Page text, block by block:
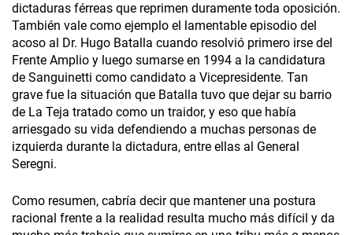
dictaduras férreas que reprimen duramente toda oposición.
También vale como ejemplo el lamentable episodio del
acoso al Dr. Hugo Batalla cuando resolvió primero irse del
Frente Amplio y luego sumarse en 1994 a la candidatura
de Sanguinetti como candidato a Vicepresidente. Tan
grave fue la situación que Batalla tuvo que dejar su barrio
de La Teja tratado como un traidor, y eso que había
arriesgado su vida defendiendo a muchas personas de
izquierda durante la dictadura, entre ellas al General
Seregni.
Como resumen, cabría decir que mantener una postura
racional frente a la realidad resulta mucho más difícil y da